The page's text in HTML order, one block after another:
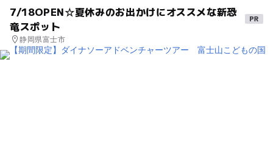
7/18OPEN☆夏休みのお出かけにオススメな新恐
竜スポット
静岡県富士市